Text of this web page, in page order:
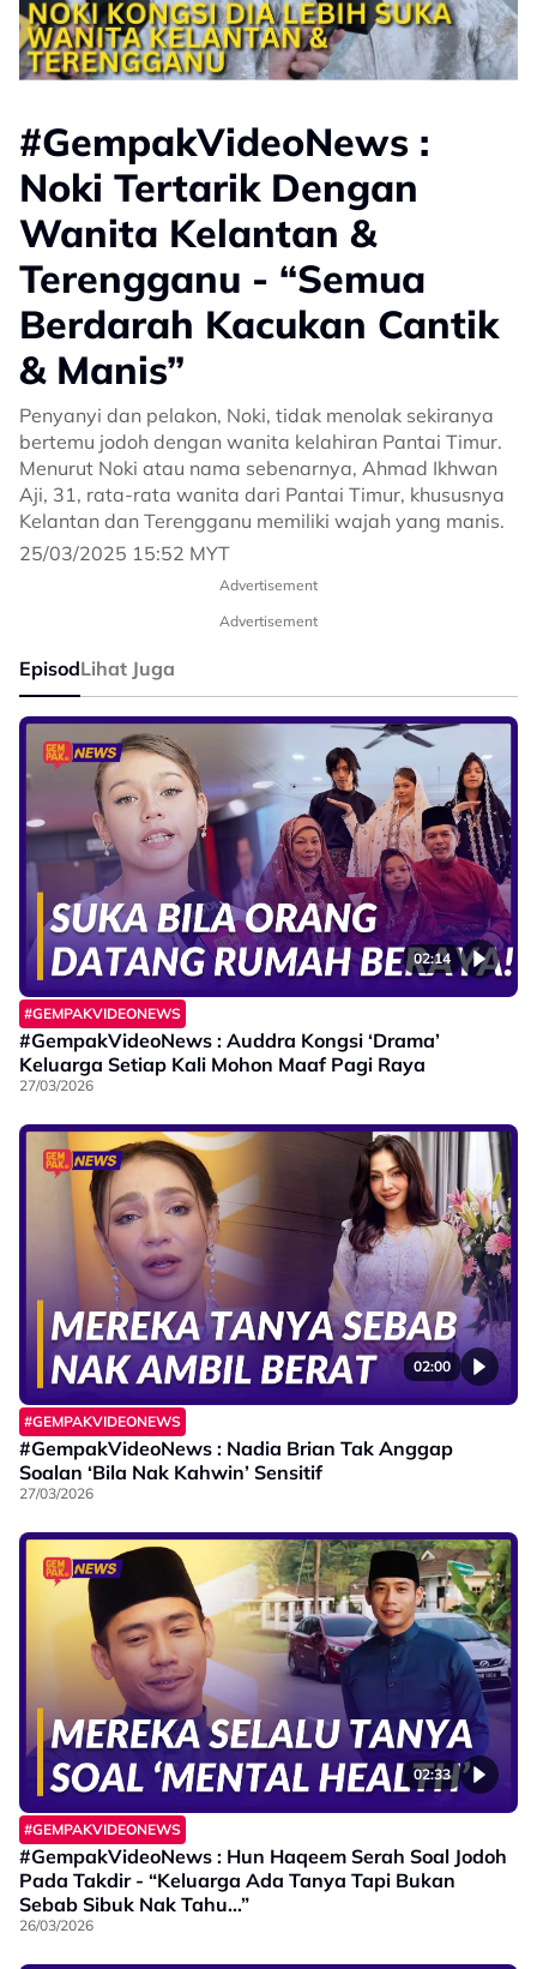
#GempakVideoNews :
Noki Tertarik Dengan
Wanita Kelantan &
Terengganu - “Semua
Berdarah Kacukan Cantik
& Manis”
Penyanyi dan pelakon, Noki, tidak menolak sekiranya
bertemu jodoh dengan wanita kelahiran Pantai Timur.
Menurut Noki atau nama sebenarnya, Ahmad Ikhwan
Aji, 31, rata-rata wanita dari Pantai Timur, khususnya
Kelantan dan Terengganu memiliki wajah yang manis.
25/03/2025 15:52 MYT
Advertisement
Advertisement
EpisodLihat Juga
02:14
#GEMPAKVIDEONEWS
#GempakVideoNews : Auddra Kongsi ‘Drama’
Keluarga Setiap Kali Mohon Maaf Pagi Raya
27/03/2026
02:00
#GEMPAKVIDEONEWS
#GempakVideoNews : Nadia Brian Tak Anggap
Soalan ‘Bila Nak Kahwin’ Sensitif
27/03/2026
02:33
#GEMPAKVIDEONEWS
#GempakVideoNews : Hun Haqeem Serah Soal Jodoh
Pada Takdir - “Keluarga Ada Tanya Tapi Bukan
Sebab Sibuk Nak Tahu…”
26/03/2026